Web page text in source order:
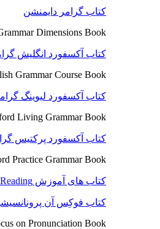
کتاب گرامر دایمنشن
Dimensions Book
کتاب آکسفورد انگلیش
Grammar Course Book
کتاب آکسفورد لیوینگ
Living Grammar Book
کتاب آکسفورد پرکتیس
Practice Grammar Book
کتاب های آموزش Reading
کتاب فوکِس آن
on Pronunciation Book